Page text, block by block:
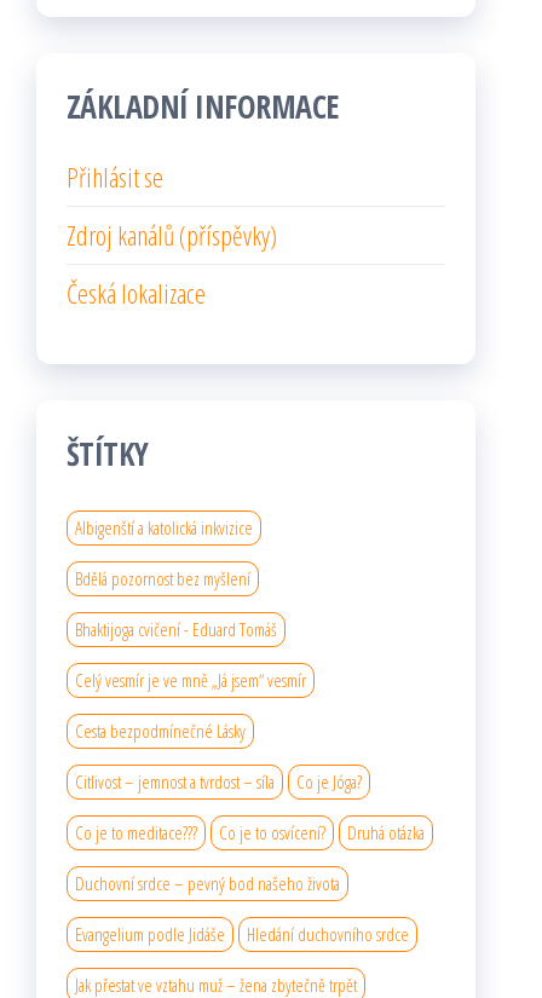
ZÁKLADNÍ INFORMACE
Přihlásit se
Zdroj kanálů (příspěvky)
Česká lokalizace
ŠTÍTKY
Albigenští a katolická inkvizice
Bdělá pozornost bez myšlení
Bhaktijoga cvičení - Eduard Tomáš
Celý vesmír je ve mně „Já jsem“ vesmír
Cesta bezpodmínečné Lásky
Citlivost – jemnost a tvrdost – síla Co je Jóga?
Co je to meditace??? Co je to osvícení? Druhá otázka
Duchovní srdce – pevný bod našeho života
Evangelium podle Jidáše Hledání duchovního srdce
Jak přestat ve vztahu muž – žena zbytečně trpět